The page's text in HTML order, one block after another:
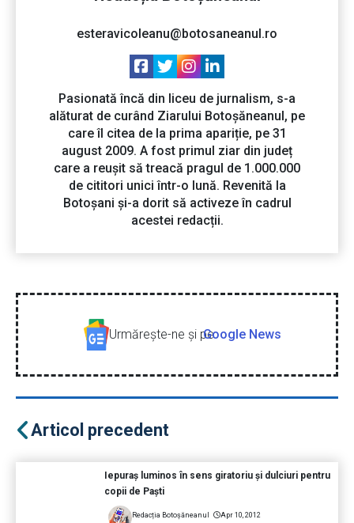
esteravicoleanu@botosaneanul.ro
Pasionată încă din liceu de jurnalism, s-a
alăturat de curând Ziarului Botoșăneanul, pe
care îl citea de la prima apariție, pe 31
august 2009. A fost primul ziar din județ
care a reușit să treacă pragul de 1.000.000
de cititori unici într-o lună. Revenită la
Botoșani și-a dorit să activeze în cadrul
acestei redacții.
Urmăreşte-ne şi peGoogle News
Articol precedent
Iepuraş luminos în sens giratoriu şi dulciuri pentru
copii de Paști
Redacția Botoșăneanul Apr 10, 2012